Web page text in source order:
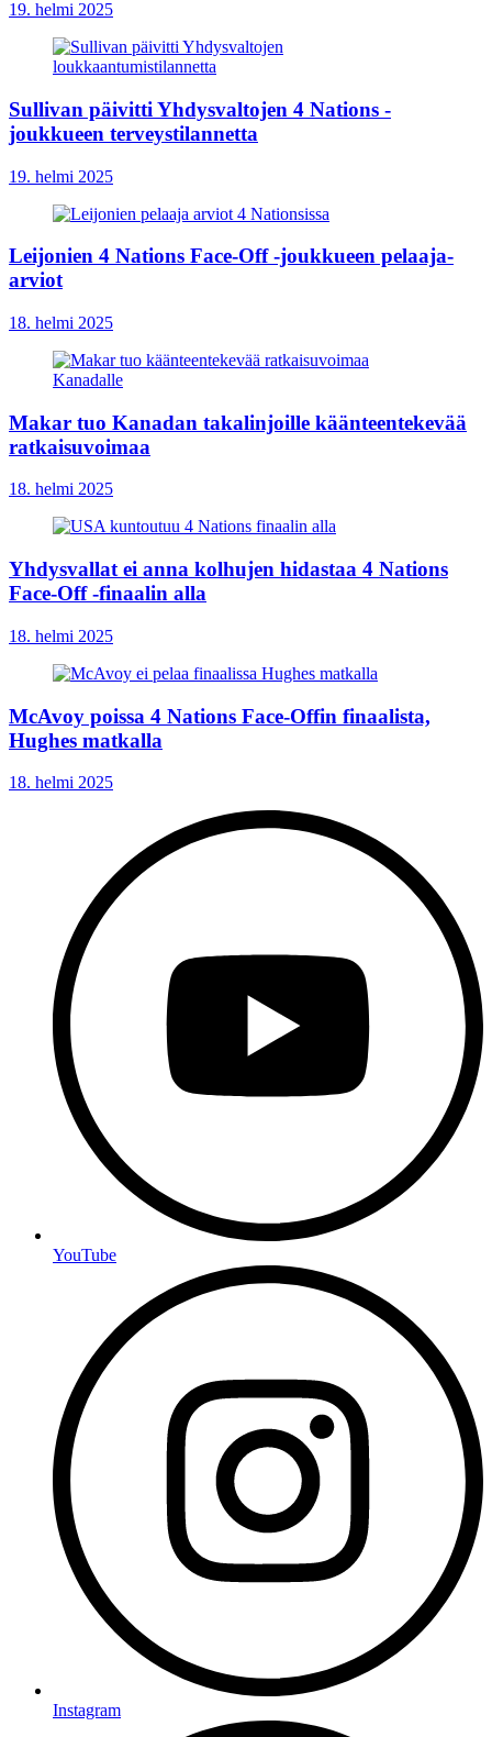
19. helmi 2025
Sullivan päivitti Yhdysvaltojen 4 Nations -
joukkueen terveystilannetta
19. helmi 2025
Leijonien 4 Nations Face-Off -joukkueen pelaaja-
arviot
18. helmi 2025
Makar tuo Kanadan takalinjoille käänteentekevää
ratkaisuvoimaa
18. helmi 2025
Yhdysvallat ei anna kolhujen hidastaa 4 Nations
Face-Off -finaalin alla
18. helmi 2025
McAvoy poissa 4 Nations Face-Offin finaalista,
Hughes matkalla
18. helmi 2025
YouTube
Instagram